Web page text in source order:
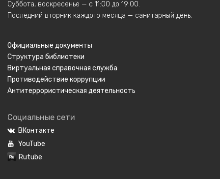
Суббота, воскресенье — с 11:00 до 19:00.
Последний вторник каждого месяца — санитарный день.
Официальные документы
Структура библиотеки
Виртуальная справочная служба
Противодействие коррупции
Антитеррористическая деятельность
Социальные сети
ВКонтакте
YouTube
Rutube